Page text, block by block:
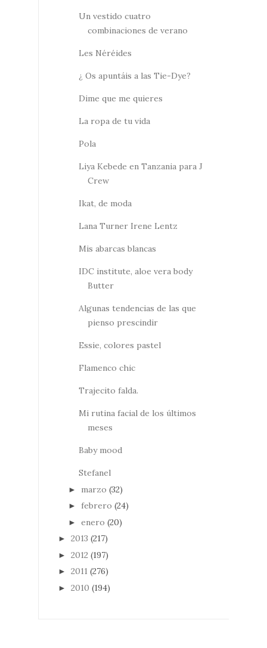
Un vestido cuatro
combinaciones de verano
Les Néréides
¿ Os apuntáis a las Tie-Dye?
Dime que me quieres
La ropa de tu vida
Pola
Liya Kebede en Tanzania para J
Crew
Ikat, de moda
Lana Turner Irene Lentz
Mis abarcas blancas
IDC institute, aloe vera body
Butter
Algunas tendencias de las que
pienso prescindir
Essie, colores pastel
Flamenco chic
Trajecito falda.
Mi rutina facial de los últimos
meses
Baby mood
Stefanel
► marzo (32)
► febrero (24)
► enero (20)
► 2013 (217)
► 2012 (197)
► 2011 (276)
► 2010 (194)